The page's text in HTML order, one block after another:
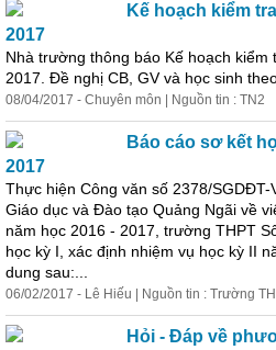
Kế hoạch kiểm tra
2017
Nhà trường thông báo Kế hoạch kiểm
2017. Đề nghị CB, GV và học sinh
08/04/2017 - Chuyên môn | Nguồn tin : TN2
Báo cáo sơ kết
2017
Thực hiện Công văn số 2378/
Giáo dục và Đào tạo Quảng Ngãi về
năm học 2016 - 2017, trường THPT
học kỳ I, xác định nhiệm vụ học kỳ II
dung sau:...
06/02/2017 - Lê Hiếu | Nguồn tin : Trường
Hỏi - Đáp về